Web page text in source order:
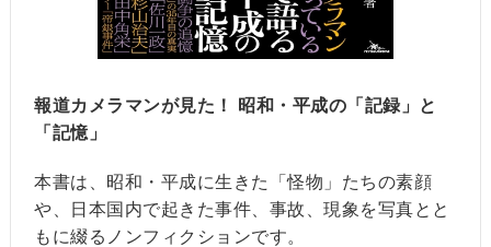
報道カメラマンが見た！ 昭和・平成の「記録」と
「記憶」
本書は、昭和・平成に生きた「怪物」たちの素顔
や、日本国内で起きた事件、事故、現象を写真とと
もに綴るノンフィクションです。